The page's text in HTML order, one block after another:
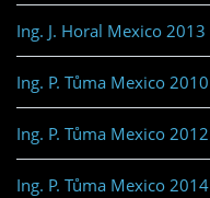
Ing. J. Horal Mexico 2013
Ing. P. Tůma Mexico 2010
Ing. P. Tůma Mexico 2012
Ing. P. Tůma Mexico 2014